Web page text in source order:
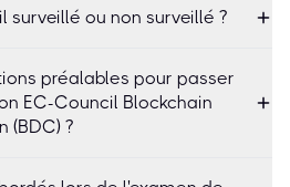
surveillé ou non surveillé ?
préalables pour passer
EC-Council Blockchain
(BDC) ?